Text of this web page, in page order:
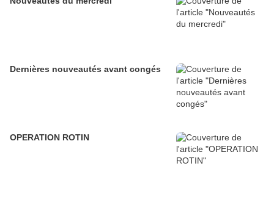
Dernières nouveautés avant congés
OPERATION ROTIN